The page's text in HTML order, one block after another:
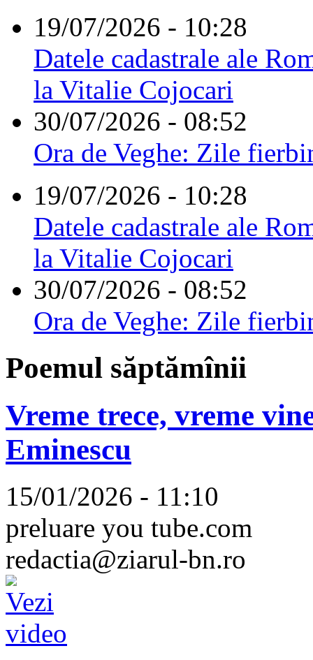
19/07/2026 - 10:28
Datele cadastrale ale
la Vitalie Cojocari
30/07/2026 - 08:52
Ora de Veghe: Zile
19/07/2026 - 10:28
Datele cadastrale ale
la Vitalie Cojocari
30/07/2026 - 08:52
Ora de Veghe: Zile
Poemul săptămînii
Vreme trece, vreme
Eminescu
15/01/2026 - 11:10
preluare you tube.com
redactia@ziarul-bn.ro